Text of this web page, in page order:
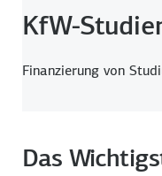
KfW-
Finanzierung von
Das